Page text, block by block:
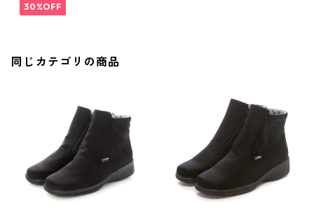
30%OFF
同じカテゴリの商品